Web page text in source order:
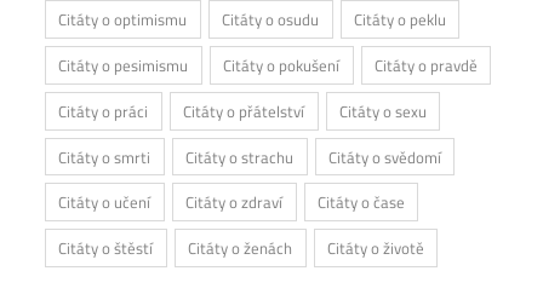
Citáty o optimismu Citáty o osudu
Citáty o peklu
Citáty o pesimismu
Citáty o pokušení
Citáty o pravdě
Citáty o práci
Citáty o přátelství
Citáty o sexu
Citáty o smrti
Citáty o strachu
Citáty o svědomí
Citáty o učení
Citáty o zdraví
Citáty o čase
Citáty o štěstí
Citáty o ženách Citáty o životě